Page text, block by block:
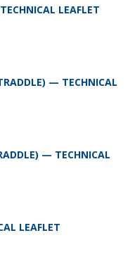
LEAFLET
— TECHNICAL
— TECHNICAL
LEAFLET